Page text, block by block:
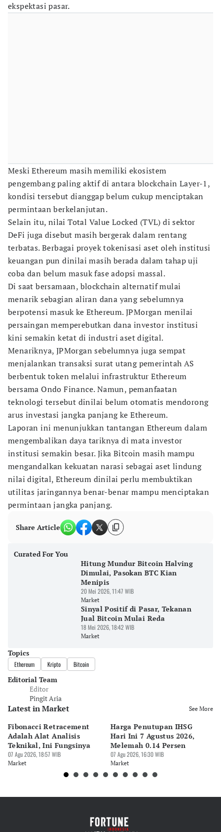
ekspektasi pasar.
Meski Ethereum masih memiliki ekosistem
pengembang paling aktif di antara blockchain Layer-1,
kondisi tersebut dianggap belum cukup menciptakan
permintaan berkelanjutan.
Selain itu, nilai Total Value Locked (TVL) di sektor
DeFi juga disebut masih bergerak dalam rentang
terbatas. Berbagai proyek tokenisasi aset oleh institusi
keuangan pun dinilai masih berada dalam tahap uji
coba dan belum masuk fase adopsi massal.
Di saat bersamaan, blockchain alternatif mulai
menarik sebagian aliran dana yang sebelumnya
berpotensi masuk ke Ethereum. JPMorgan menilai
persaingan memperebutkan dana investor institusi
kini semakin ketat di industri aset digital.
Menariknya, JPMorgan sebelumnya juga sempat
menjalankan transaksi surat utang pemerintah AS
berbentuk token melalui infrastruktur Ethereum
bersama Ondo Finance. Namun, pemanfaatan
teknologi tersebut dinilai belum otomatis mendorong
arus investasi jangka panjang ke Ethereum.
Laporan ini menunjukkan tantangan Ethereum dalam
mengembalikan daya tariknya di mata investor
institusi semakin besar. Jika Bitcoin masih mampu
mengandalkan kekuatan narasi sebagai aset lindung
nilai digital, Ethereum dinilai perlu membuktikan
utilitas jaringannya benar-benar mampu menciptakan
permintaan jangka panjang.
Share Article
Curated For You
Hitung Mundur Bitcoin Halving
Dimulai, Pasokan BTC Kian
Menipis
20 Mei 2026, 11:47 WIB
Market
Sinyal Positif di Pasar, Tekanan
Jual Bitcoin Mulai Reda
18 Mei 2026, 18:42 WIB
Market
Topics
Ethereum Kripto Bitcoin
Editorial Team
Editor
Pingit Aria
Latest in Market See More
Fibonacci Retracement
Adalah Alat Analisis
Teknikal, Ini Fungsinya
07 Agu 2026, 18:57 WIB
Market
Harga Penutupan IHSG
Hari Ini 7 Agustus 2026,
Melemah 0.14 Persen
07 Agu 2026, 16:30 WIB
Market